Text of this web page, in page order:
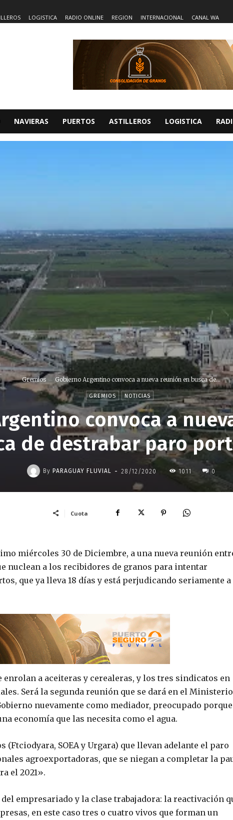
LOGISTICA RADIO ONLINE REGION INTERNACIONAL CANAL WA
NAVIERAS PUERTOS ASTILLEROS LOGISTICA
Gremios Gobierno Argentino convoca a nueva reunión en busca de...
GREMIOS NOTICIAS
convoca a
de destrabar paro
By PARAGUAY FLUVIAL - 28/12/2020 1011 0
Cuota
miércoles 30 de Diciembre, a una nueva reunión
nuclean a los recibidores de granos para intentar
que ya lleva 18 días y está perjudicando seriamente a
a aceiteras y cerealeras, y los tres sindicatos en
Será la segunda reunión que se dará en el
nuevamente como mediador, preocupado
economía que las necesita como el agua.
SOEA y Urgara) que llevan adelante el paro
agroexportadoras, que se niegan a completar la
el 2021».
empresariado y la clase trabajadora: la reactivación
en este caso tres o cuatro vivos que forman un